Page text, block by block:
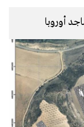
أوروبا